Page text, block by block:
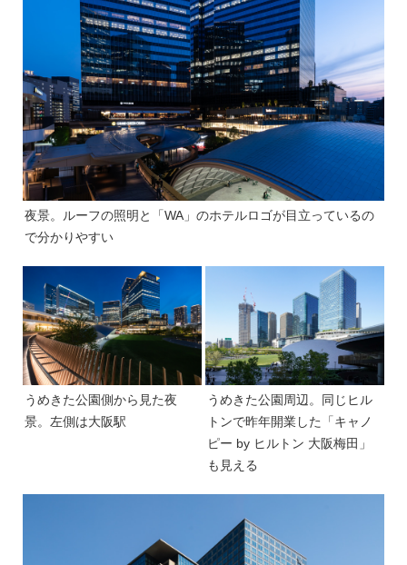
夜景。ルーフの照明と「WA」のホテルロゴが目立っているの
で分かりやすい
うめきた公園側から見た夜
景。左側は大阪駅
うめきた公園周辺。同じヒル
トンで昨年開業した「キャノ
ピー by ヒルトン 大阪梅田」
も見える